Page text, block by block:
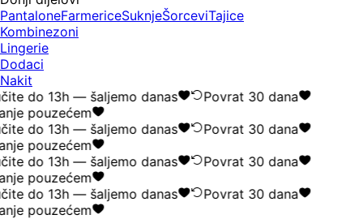
PantaloneFarmericeSuknjeŠorceviTajice
Kombinezoni
Lingerie
Dodaci
Nakit
do 13h — šaljemo danas
Povrat 30 dana
pouzećem
do 13h — šaljemo danas
Povrat 30 dana
pouzećem
do 13h — šaljemo danas
Povrat 30 dana
pouzećem
do 13h — šaljemo danas
Povrat 30 dana
pouzećem